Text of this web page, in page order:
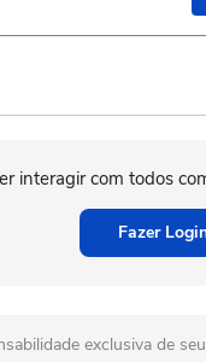
interagir com todos
Fazer
exclusiva de